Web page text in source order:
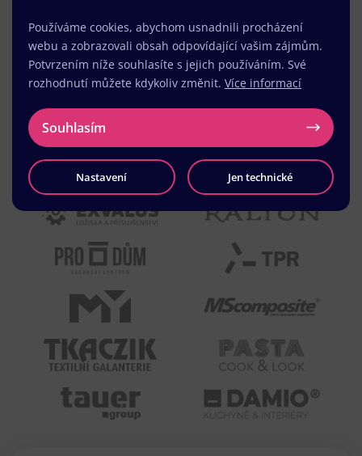
Používáme cookies, abychom usnadnili procházení
webu a zobrazovali obsah odpovídající vašim zájmům.
Potvrzením níže souhlasíte s jejich používáním. Své
rozhodnutí můžete kdykoliv změnit. Více informací
Souhlasím
Nastavení Jen technické